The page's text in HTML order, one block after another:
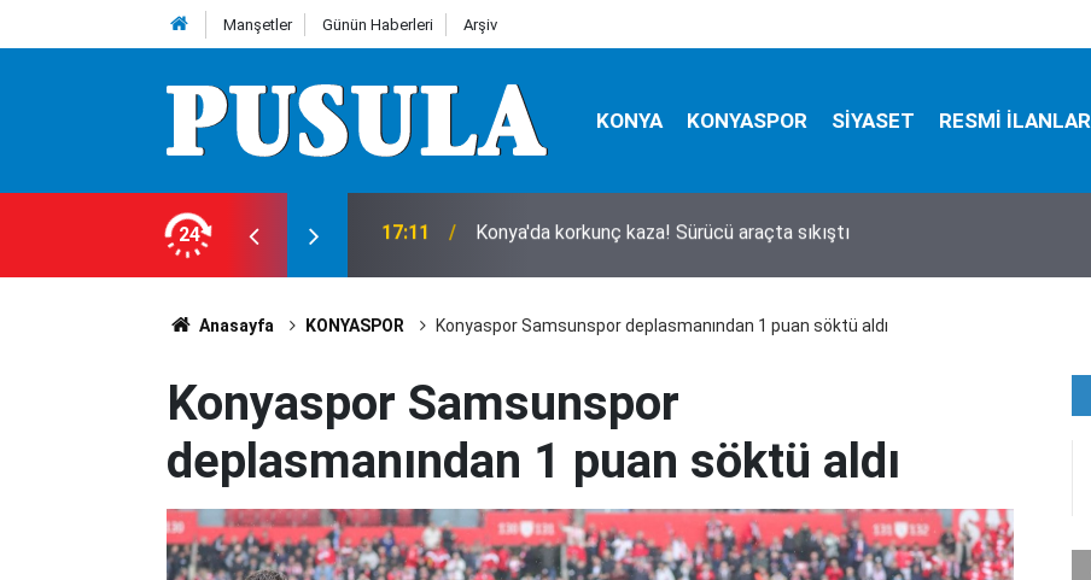
Manşetler Günün Haberleri Arşiv
KONYA KONYASPOR SİYASET RESMİ İLANLAR
24 16:39 Konya'daki feci TIR kazasında detaylar belli oldu! Bilanço ağır
Anasayfa KONYASPOR Konyaspor Samsunspor deplasmanından 1 puan söktü aldı
Konyaspor Samsunspor
deplasmanından 1 puan söktü aldı